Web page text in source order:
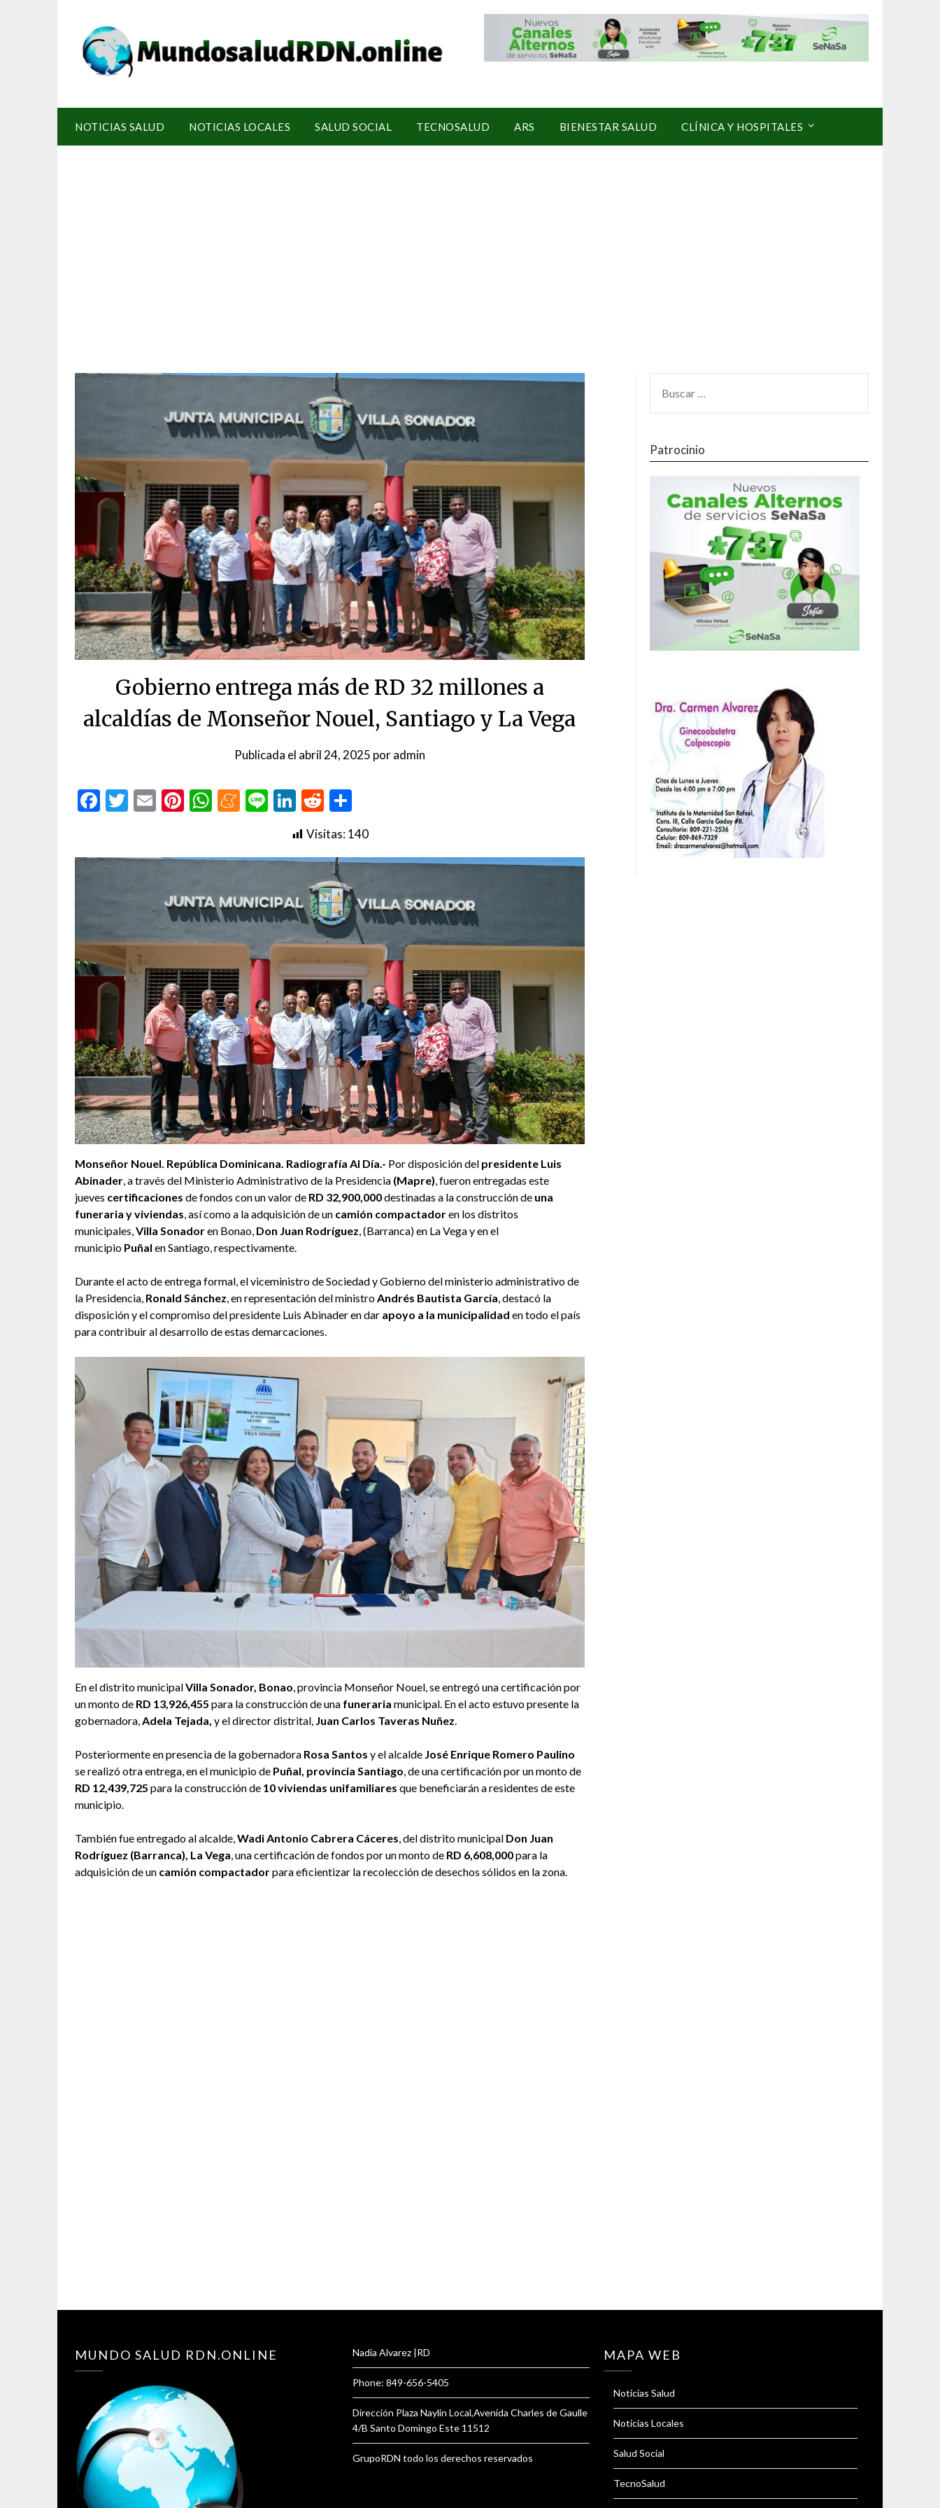
NOTICIAS SALUD NOTICIAS LOCALES SALUD SOCIAL TECNOSALUD ARS BIENESTAR SALUD CLÍNICA Y HOSPITALES
Gobierno entrega más de RD 32 millones a
alcaldías de Monseñor Nouel, Santiago y La Vega
Publicada el abril 24, 2025 poradmin
Facebook
Twitter
EmailPinterest
WhatsApp
Meneame
LineLinkedIn
Reddit
Visitas:140
Monseñor Nouel. República Dominicana. Radiografía Al Día.- Por disposición del presidente Luis
Abinader, a través del Ministerio Administrativo de la Presidencia (Mapre), fueron entregadas este
jueves certificaciones de fondos con un valor de RD 32,900,000destinadas a la construcción de una
funeraria y viviendas, así como a la adquisición de un camión compactadoren los distritos
municipales,Villa Sonadoren Bonao, Don Juan Rodríguez, (Barranca) en La Vega y en el
municipio Puñal en Santiago, respectivamente.
Durante el acto de entrega formal, el viceministro de Sociedad y Gobierno del ministerio administrativo de
la Presidencia, Ronald Sánchez, en representación del ministroAndrés Bautista García, destacó la
disposición y el compromiso del presidente Luis Abinader en dar apoyo a la municipalidad en todo el país
para contribuir al desarrollo de estas demarcaciones.
En el distrito municipalVilla Sonador, Bonao, provincia Monseñor Nouel, se entregó una certificación por
un monto de RD 13,926,455 para la construcción de una funeraria municipal. En el acto estuvo presente la
gobernadora,Adela Tejada, y el director distrital, Juan Carlos Taveras Nuñez.
Posteriormente en presencia de la gobernadora Rosa Santos y el alcalde José Enrique Romero Paulino
se realizó otra entrega, en el municipio de Puñal, provincia Santiago, de una certificación por un monto de
RD 12,439,725 para la construcción de 10 viviendas unifamiliares que beneficiarán a residentes de este
municipio.
También fue entregado al alcalde,Wadi Antonio Cabrera Cáceres, del distrito municipal Don Juan
Rodríguez (Barranca), La Vega, una certificación de fondos por un monto de RD 6,608,000para la
adquisición de un camión compactadorpara eficientizar la recolección de desechos sólidos en la zona.
Patrocinio
MUNDO SALUD RDN.ONLINE Nadia Alvarez |RD
Phone: 849-656-5405
Dirección Plaza Naylin Local,Avenida Charles de Gaulle
4/B Santo Domingo Este 11512
GrupoRDN todo los derechos reservados
MAPA WEB
Noticias Salud
Noticias Locales
Salud Social
TecnoSalud